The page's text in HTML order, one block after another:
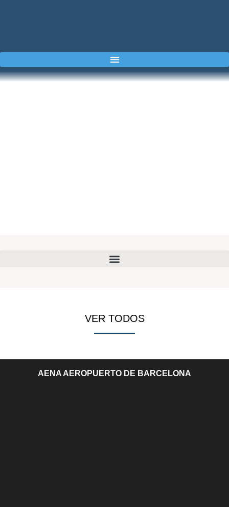
VER TODOS
AENA AEROPUERTO DE BARCELONA